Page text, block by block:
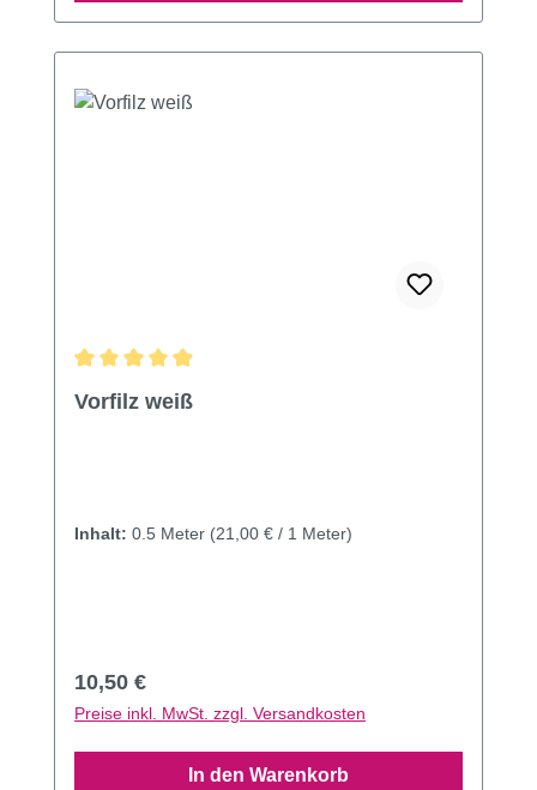
Vorfilz weiß
Inhalt: 0.5 Meter (21,00 € / 1 Meter)
Regulärer Preis:
10,50 €
Preise inkl. MwSt. zzgl. Versandkosten
In den Warenkorb